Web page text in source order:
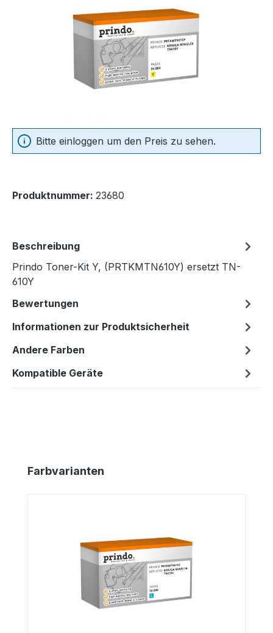
Bitte einloggen um den Preis zu sehen.
Produktnummer: 23680
Beschreibung
Prindo Toner-Kit Y, (PRTKMTN610Y) ersetzt TN-
610Y
Bewertungen
Informationen zur Produktsicherheit
Andere Farben
Kompatible Geräte
Produktgalerie überspringen
Farbvarianten